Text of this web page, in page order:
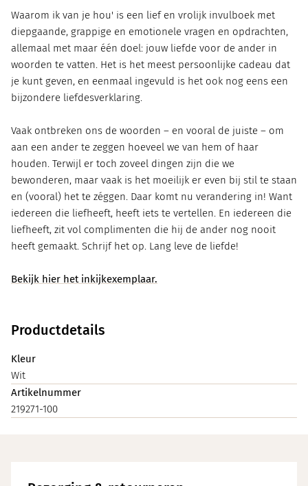
Waarom ik van je hou' is een lief en vrolijk invulboek met
diepgaande, grappige en emotionele vragen en opdrachten,
allemaal met maar één doel: jouw liefde voor de ander in
woorden te vatten. Het is het meest persoonlijke cadeau dat
je kunt geven, en eenmaal ingevuld is het ook nog eens een
bijzondere liefdesverklaring.
Vaak ontbreken ons de woorden – en vooral de juiste – om
aan een ander te zeggen hoeveel we van hem of haar
houden. Terwijl er toch zoveel dingen zijn die we
bewonderen, maar vaak is het moeilijk er even bij stil te staan
en (vooral) het te zéggen. Daar komt nu verandering in! Want
iedereen die liefheeft, heeft iets te vertellen. En iedereen die
liefheeft, zit vol complimenten die hij de ander nog nooit
heeft gemaakt. Schrijf het op. Lang leve de liefde!
Bekijk hier het inkijkexemplaar.
Productdetails
Kleur
Wit
Artikelnummer
219271-100